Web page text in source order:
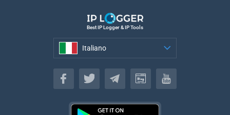
Best IP Logger & IP Tools
Italiano
Italiano